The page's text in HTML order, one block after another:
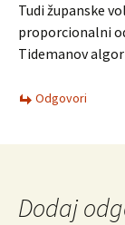
Tudi županske
proporcionalni
Tidemanov
Odgovori
Dodaj